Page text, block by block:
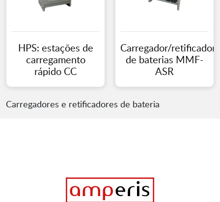
HPS: estações de
carregamento
rápido CC
Carregador/retificador
de baterias MMF-
ASR
Carregadores e retificadores de bateria